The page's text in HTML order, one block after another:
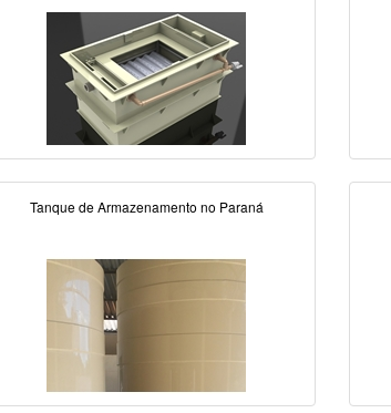
Tanque de Armazenamento no Paraná